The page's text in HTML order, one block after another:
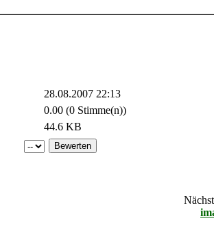
28.08.2007 22:13
0.00 (0 Stimme(n))
44.6 KB